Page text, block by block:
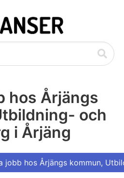
hos Årjängs
och
i Årjäng
jobb hos Årjängs kommun,